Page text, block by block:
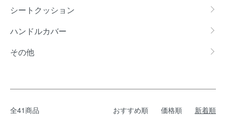
シートクッション
ハンドルカバー
その他
全41商品 おすすめ順 価格順 新着順